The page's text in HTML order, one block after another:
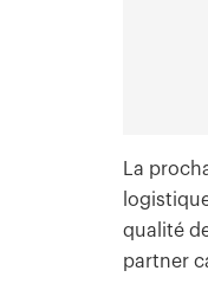
La
qualité
partner